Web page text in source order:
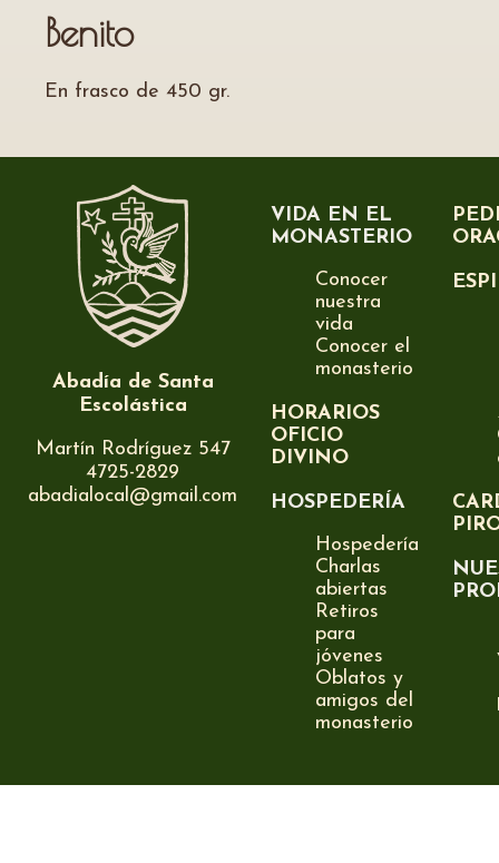
Benito
En frasco de 450 gr.
Abadía de Santa
Escolástica
Martín Rodríguez 547
4725-2829
abadialocal@gmail.com
VIDA EN EL
MONASTERIO
Conocer
nuestra
vida
Conocer el
monasterio
HORARIOS
OFICIO
DIVINO
HOSPEDERÍA
Hospedería
Charlas
abiertas
Retiros
para
jóvenes
Oblatos y
amigos del
monasterio